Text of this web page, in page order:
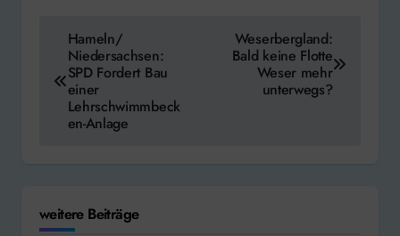
Beitragsnavigation
Hameln/
Niedersachsen:
SPD Fordert Bau
einer
Lehrschwimmbeck
en-Anlage
Weserbergland:
Bald keine Flotte
Weser mehr
unterwegs?
weitere Beiträge